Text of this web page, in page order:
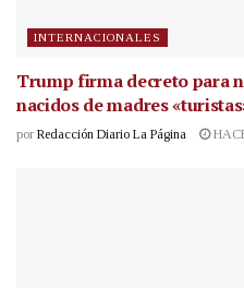
INTERNACIONALES
Trump firma decreto para
nacidos de madres
por Redacción Diario La Página